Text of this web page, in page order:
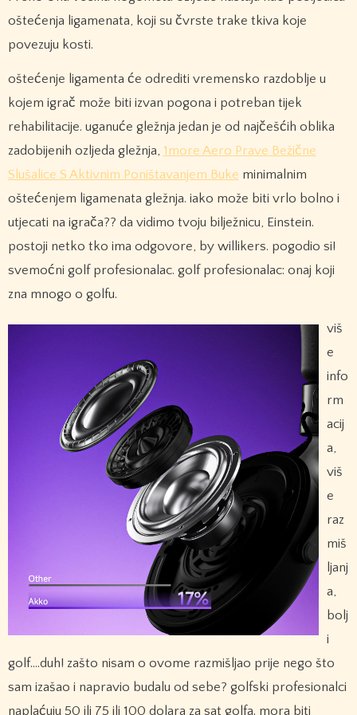
oštećenja ligamenata, koji su čvrste trake tkiva koje
povezuju kosti.
oštećenje ligamenta će odrediti vremensko razdoblje u
kojem igrač može biti izvan pogona i potreban tijek
rehabilitacije. uganuće gležnja jedan je od najčešćih oblika
zadobijenih ozljeda gležnja, 1more Aero Prave Bežične
Slušalice S Aktivnim Poništavanjem Buke minimalnim
oštećenjem ligamenata gležnja. iako može biti vrlo bolno i
utjecati na igrača?? da vidimo tvoju bilježnicu, Einstein.
postoji netko tko ima odgovore, by willikers. pogodio si!
svemoćni golf profesionalac. golf profesionalac: onaj koji
zna mnogo o golfu.
viš
e
info
rm
acij
a,
viš
e
raz
miš
ljanj
a,
bolj
i
golf….duh! zašto nisam o ovome razmišljao prije nego što
sam izašao i napravio budalu od sebe? golfski profesionalci
naplaćuju 50 ili 75 ili 100 dolara za sat golfa. mora biti